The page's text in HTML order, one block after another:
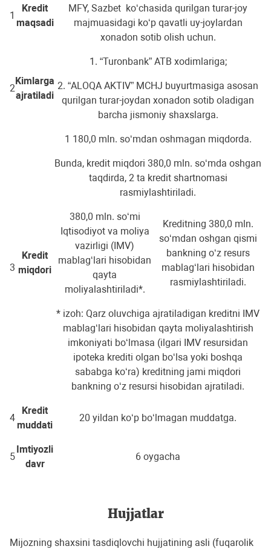
1
Kredit
maqsadi
MFY, Sazbet ko‘chasida qurilgan turar-joy
majmuasidagi ko‘p qavatli uy-joylardan
xonadon sotib olish uchun.
2
Kimlarga
ajratiladi
1. “Turonbank” ATB xodimlariga;
2. “ALOQA AKTIV” MCHJ buyurtmasiga asosan
qurilgan turar-joydan xonadon sotib oladigan
barcha jismoniy shaxslarga.
3
Kredit
miqdori
1 180,0 mln. so‘mdan oshmagan miqdorda.
Bunda, kredit miqdori 380,0 mln. so‘mda oshgan
taqdirda, 2 ta kredit shartnomasi
rasmiylashtiriladi.
380,0 mln. so‘mi
Iqtisodiyot va moliya
vazirligi (IMV)
mablag‘lari hisobidan
qayta
moliyalashtiriladi*.
Kreditning 380,0 mln.
so‘mdan oshgan qismi
bankning o‘z resurs
mablag‘lari hisobidan
rasmiylashtiriladi.
* izoh: Qarz oluvchiga ajratiladigan kreditni IMV
mablag‘lari hisobidan qayta moliyalashtirish
imkoniyati bo‘lmasa (ilgari IMV resursidan
ipoteka krediti olgan bo‘lsa yoki boshqa
sababga ko‘ra) kreditning jami miqdori
bankning o‘z resursi hisobidan ajratiladi.
4
Kredit
muddati
20 yildan ko‘p bo‘lmagan muddatga.
5
Imtiyozli
davr
6 oygacha
Hujjatlar
Mijozning shaxsini tasdiqlovchi hujjatining asli (fuqarolik